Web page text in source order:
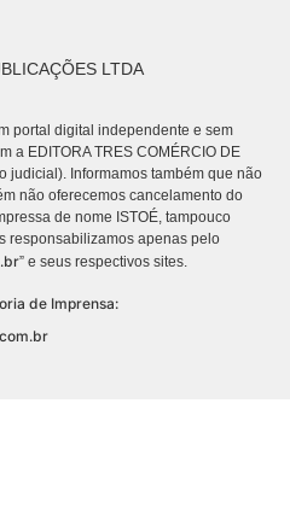
LTDA
portal digital independente e sem
a EDITORA TRES COMÉRCIO DE
judicial). Informamos também que não
não oferecemos cancelamento do
de nome ISTOÉ, tampouco
responsabilizamos apenas pelo
” e seus respectivos sites.
de Imprensa: